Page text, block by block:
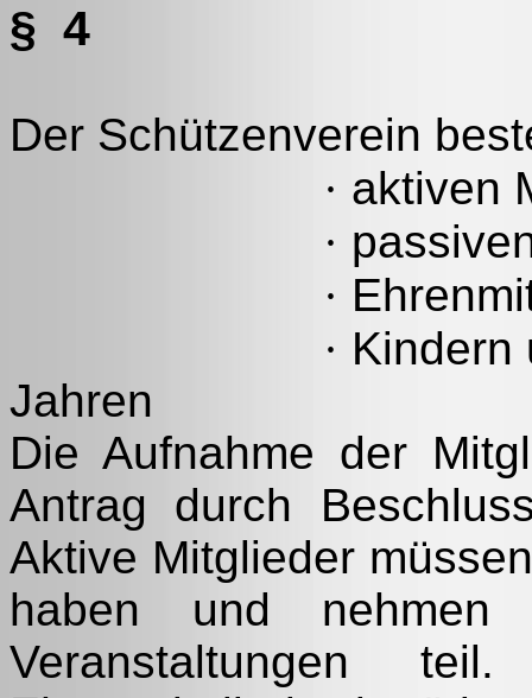
§ 4
Der Schützenverein
· aktiven
·
·
· Kindern
Jahren
Die Aufnahme der
Antrag durch
Aktive Mitglieder
haben und
Veranstaltungen